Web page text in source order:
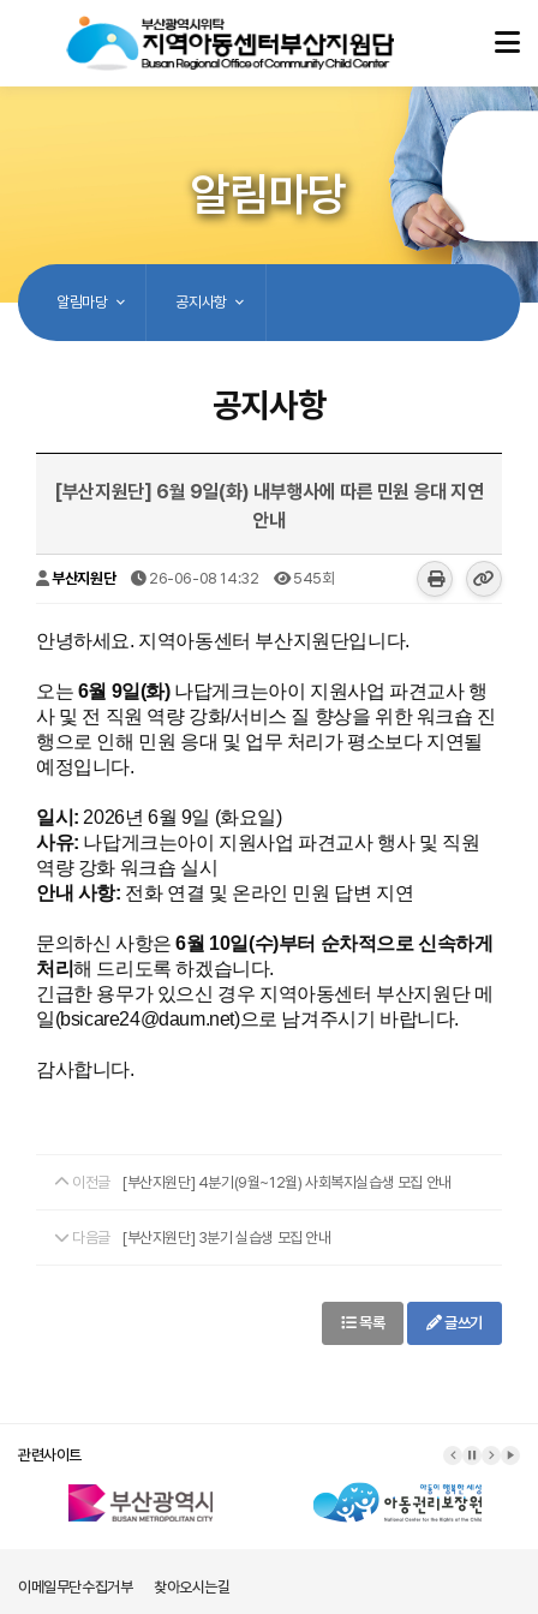
알림마당
알림마당 공지사항
공지사항
[부산지원단] 6월 9일(화) 내부행사에 따른 민원 응대 지연
안내
부산지원단 26-06-08 14:32 545회
안녕하세요. 지역아동센터 부산지원단입니다.
오는 6월 9일(화)나답게크는아이 지원사업 파견교사 행
사 및 전 직원 역량 강화/서비스 질 향상을 위한 워크숍 진
행으로 인해 민원 응대 및 업무 처리가 평소보다 지연될
예정입니다.
일시: 2026년 6월 9일 (화요일)
사유: 나답게크는아이 지원사업 파견교사 행사 및 직원
역량 강화 워크숍 실시
안내 사항: 전화 연결 및 온라인 민원 답변 지연
문의하신 사항은6월 10일(수)부터 순차적으로 신속하게
처리해 드리도록 하겠습니다.
긴급한 용무가 있으신 경우 지역아동센터 부산지원단 메
일(bsicare24@daum.net)으로 남겨주시기 바랍니다.
감사합니다.
이전글 [부산지원단] 4분기(9월~12월) 사회복지실습생 모집 안내
다음글 [부산지원단] 3분기 실습생 모집 안내
목록 글쓰기
관련사이트
이메일무단수집거부 찾아오시는길